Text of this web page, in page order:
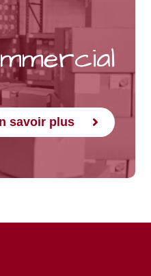
savoir plus